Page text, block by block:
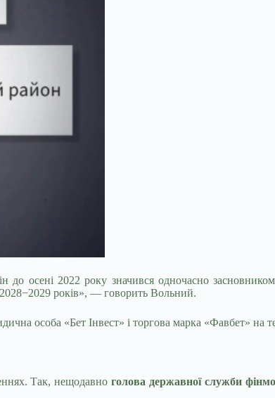
осені 2022 року значився одночасно
2028−2029 років», — говорить Вольний.
особа «Бет Інвест» і торгова марка «Фавбет» на
Так, нещодавноголова державної служби